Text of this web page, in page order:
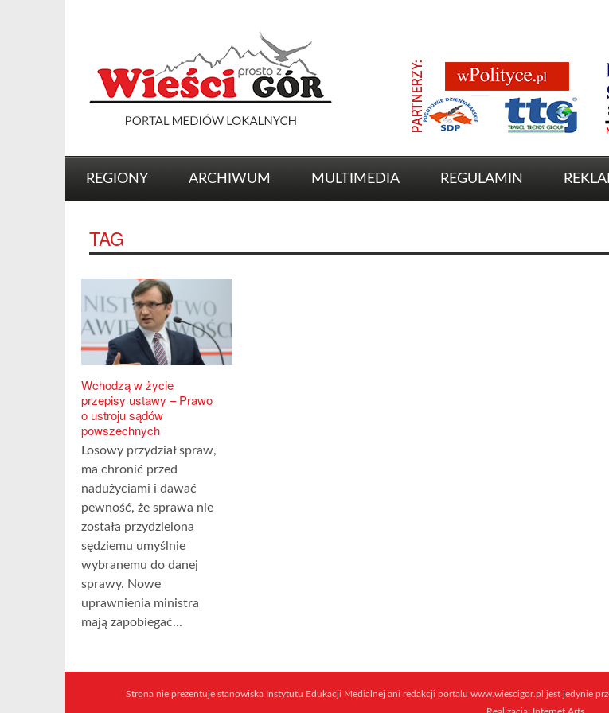
REGIONY ARCHIWUM MULTIMEDIA REGULAMIN
TAG
Wchodzą w życie
przepisy ustawy – Prawo
o ustroju sądów
powszechnych
Losowy przydział spraw,
ma chronić przed
nadużyciami i dawać
pewność, że sprawa nie
została przydzielona
sędziemu umyślnie
wybranemu do danej
sprawy. Nowe
uprawnienia ministra
mają zapobiegać...
Strona nie prezentuje stanowiska Instytutu Edukacji Medialnej ani redakcji portalu www.wiescigor.pl jest jedynie